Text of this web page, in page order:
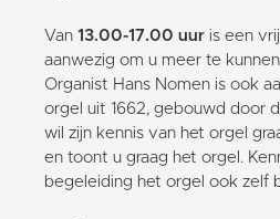
Van 13.00-17.00 uur is een
aanwezig om u meer te
Organist Hans Nomen is ook
orgel uit 1662, gebouwd door
wil zijn kennis van het orgel
en toont u graag het orgel.
begeleiding het orgel ook zelf